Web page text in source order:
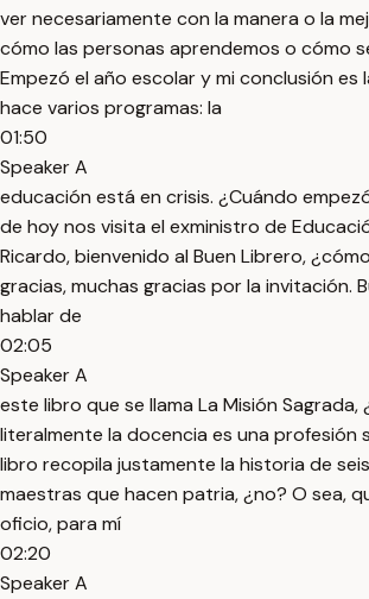
ver necesariamente con la manera o la
cómo las personas aprendemos o cómo
Empezó el año escolar y mi conclusión es
hace varios programas: la
01:50
Speaker A
educación está en crisis. ¿Cuándo
de hoy nos visita el exministro de
Ricardo, bienvenido al Buen Librero,
gracias, muchas gracias por la invitación.
hablar de
02:05
Speaker A
este libro que se llama La Misión Sagrada,
literalmente la docencia es una profesión
libro recopila justamente la historia de
maestras que hacen patria, ¿no? O sea,
oficio, para mí
02:20
Speaker A